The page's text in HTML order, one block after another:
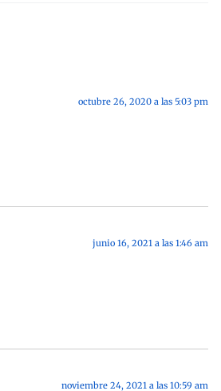
octubre 26, 2020 a las 5:03 pm
junio 16, 2021 a las 1:46 am
noviembre 24, 2021 a las 10:59 am